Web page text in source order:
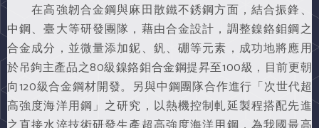
在高強韌合金鋼與麻田散鐵不銹鋼方面，結合振鋒、
中鋼、臺大等研發團隊，藉由合金設計，調整鎳鉻鉬鋼之
合金成分，並微量添加鈮、釩、硼等元素，成功地將應用
於吊鉤主產品之80級鎳鉻鉬合金鋼提昇至100級，目前更朝
向120級合金鋼材開發。另與中鋼團隊合作進行「次世代超
高強度海洋用鋼」之研究，以熱機控制軋延製程搭配先進